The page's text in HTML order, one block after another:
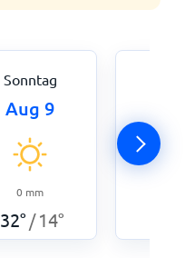
Sonntag
Aug 9
0 mm
32° /14°